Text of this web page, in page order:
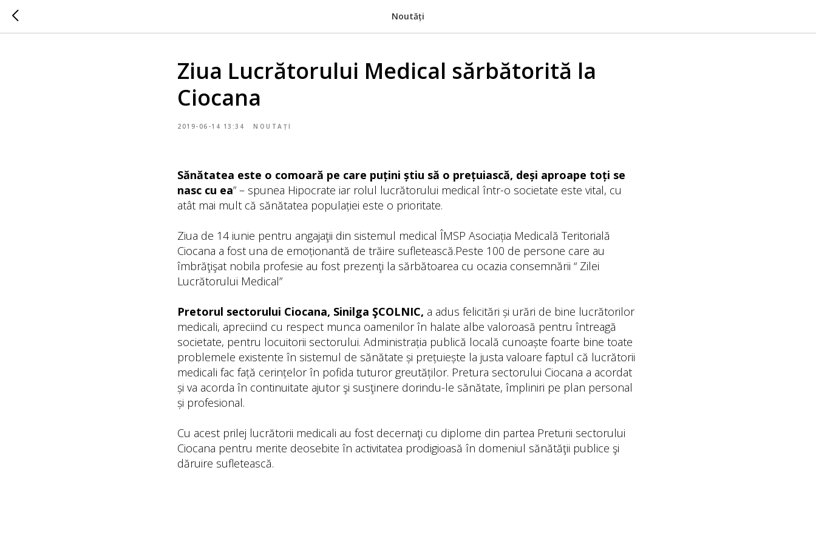
Noutăți
Ziua Lucrătorului Medical sărbătorită la
Ciocana
2019-06-14 13:34 NOUTAȚI
Sănătatea este o comoară pe care puțini știu să o prețuiască, deși aproape toți se
nasc cu ea” – spunea Hipocrate iar rolul lucrătorului medical într-o societate este vital, cu
atât mai mult că sănătatea populației este o prioritate.
Ziua de 14 iunie pentru angajaţii din sistemul medical ÎMSP Asociația Medicală Teritorială
Ciocana a fost una de emoționantă de trăire sufletească.Peste 100 de persone care au
îmbrăţişat nobila profesie au fost prezenţi la sărbătoarea cu ocazia consemnării “ Zilei
Lucrătorului Medical”
Pretorul sectorului Ciocana, Sinilga ŞCOLNIC, a adus felicitări și urări de bine lucrătorilor
medicali, apreciind cu respect munca oamenilor în halate albe valoroasă pentru întreagă
societate, pentru locuitorii sectorului. Administrația publică locală cunoaște foarte bine toate
problemele existente în sistemul de sănătate și prețuiește la justa valoare faptul că lucrătorii
medicali fac față cerințelor în pofida tuturor greutăților. Pretura sectorului Ciocana a acordat
și va acorda în continuitate ajutor şi susţinere dorindu-le sănătate, împliniri pe plan personal
și profesional.
Cu acest prilej lucrătorii medicali au fost decernaţi cu diplome din partea Preturii sectorului
Ciocana pentru merite deosebite în activitatea prodigioasă în domeniul sănătăţii publice şi
dăruire sufletească.